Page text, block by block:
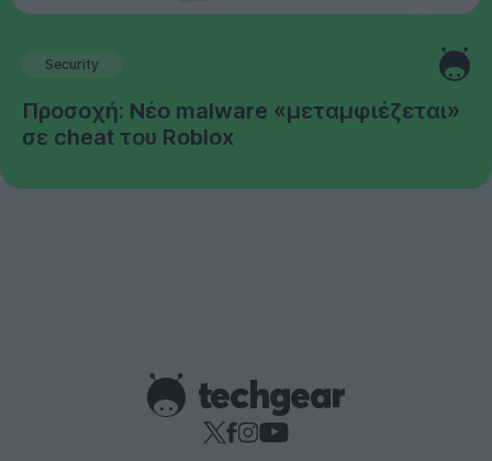
Security
Προσοχή: Νέο malware «μεταμφιέζεται»
σε cheat του Roblox